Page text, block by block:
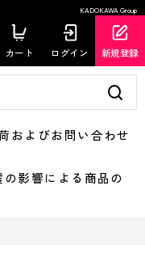
KADOKAWA Group
カート ログイン 新規登録
よびお問い合わせ
影響による商品の